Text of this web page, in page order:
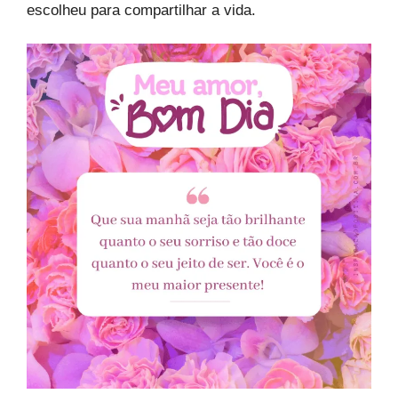
escolheu para compartilhar a vida.